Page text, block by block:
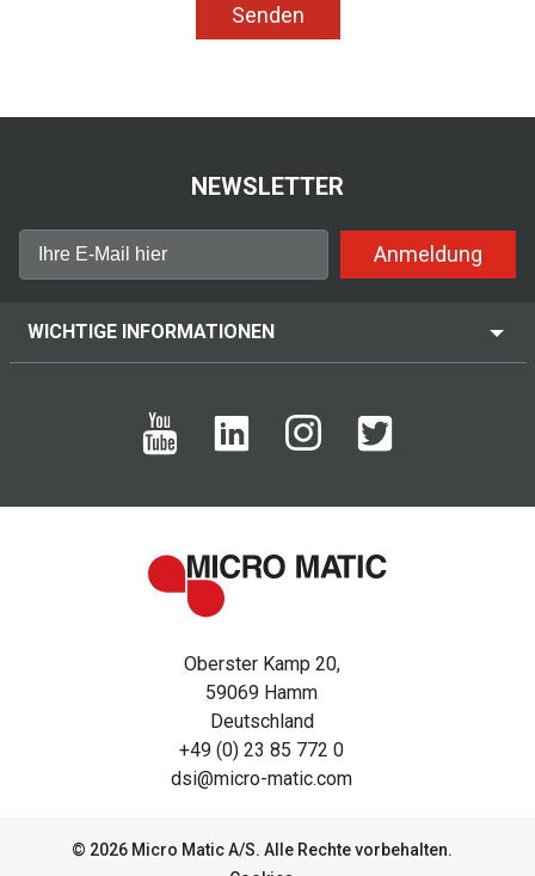
Senden
NEWSLETTER
Anmeldung
WICHTIGE INFORMATIONEN
Oberster Kamp 20,
59069 Hamm
Deutschland
+49 (0) 23 85 772 0
dsi@micro-matic.com
© 2026 Micro Matic A/S. Alle Rechte vorbehalten.